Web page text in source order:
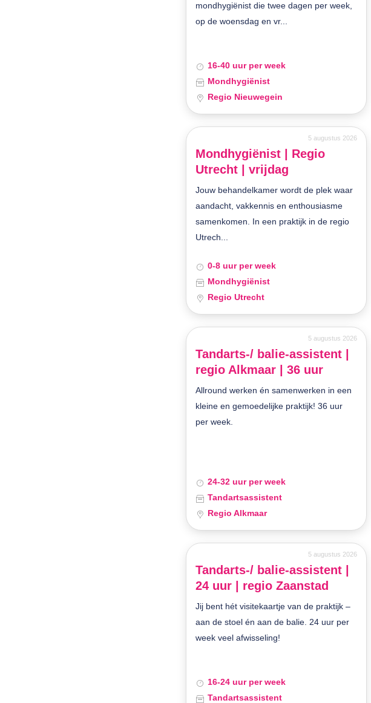
mondhygiënist die twee dagen per week,
op de woensdag en vr...
16-40 uur per week
Mondhygiënist
Regio Nieuwegein
5 augustus 2026
Mondhygiënist | Regio
Utrecht | vrijdag
Jouw behandelkamer wordt de plek waar
aandacht, vakkennis en enthousiasme
samenkomen. In een praktijk in de regio
Utrech...
0-8 uur per week
Mondhygiënist
Regio Utrecht
5 augustus 2026
Tandarts-/ balie-assistent |
regio Alkmaar | 36 uur
Allround werken én samenwerken in een
kleine en gemoedelijke praktijk! 36 uur
per week.
24-32 uur per week
Tandartsassistent
Regio Alkmaar
5 augustus 2026
Tandarts-/ balie-assistent |
24 uur | regio Zaanstad
Jij bent hét visitekaartje van de praktijk –
aan de stoel én aan de balie. 24 uur per
week veel afwisseling!
16-24 uur per week
Tandartsassistent